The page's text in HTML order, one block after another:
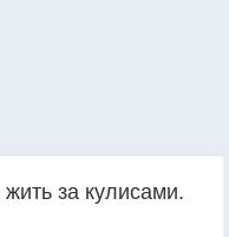
за кулисами.